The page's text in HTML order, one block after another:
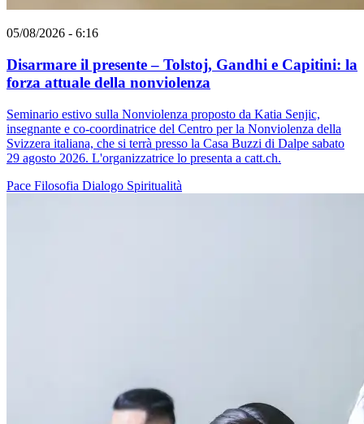
05/08/2026 - 6:16
Disarmare il presente – Tolstoj, Gandhi e Capitini: la
forza attuale della nonviolenza
Seminario estivo sulla Nonviolenza proposto da Katia Senjic,
insegnante e co-coordinatrice del Centro per la Nonviolenza della
Svizzera italiana, che si terrà presso la Casa Buzzi di Dalpe sabato
29 agosto 2026. L'organizzatrice lo presenta a catt.ch.
Pace Filosofia Dialogo Spiritualità